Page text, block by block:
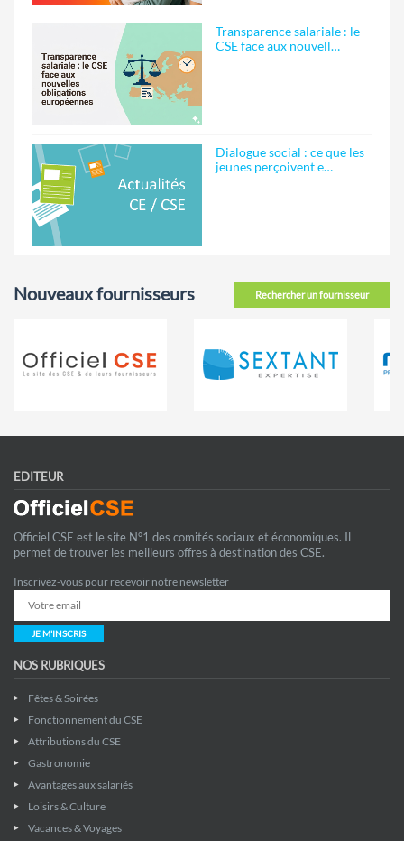
Transparence salariale : le
CSE face aux nouvell…
Dialogue social : ce que les
jeunes perçoivent e…
Rechercher un fournisseur
Nouveaux fournisseurs
EDITEUR
Officiel CSE est le site N°1 des comités sociaux et économiques. Il
permet de trouver les meilleurs offres à destination des CSE.
Inscrivez-vous pour recevoir notre newsletter
JE M'INSCRIS
NOS RUBRIQUES
Fêtes & Soirées
Fonctionnement du CSE
Attributions du CSE
Gastronomie
Avantages aux salariés
Loisirs & Culture
Vacances & Voyages